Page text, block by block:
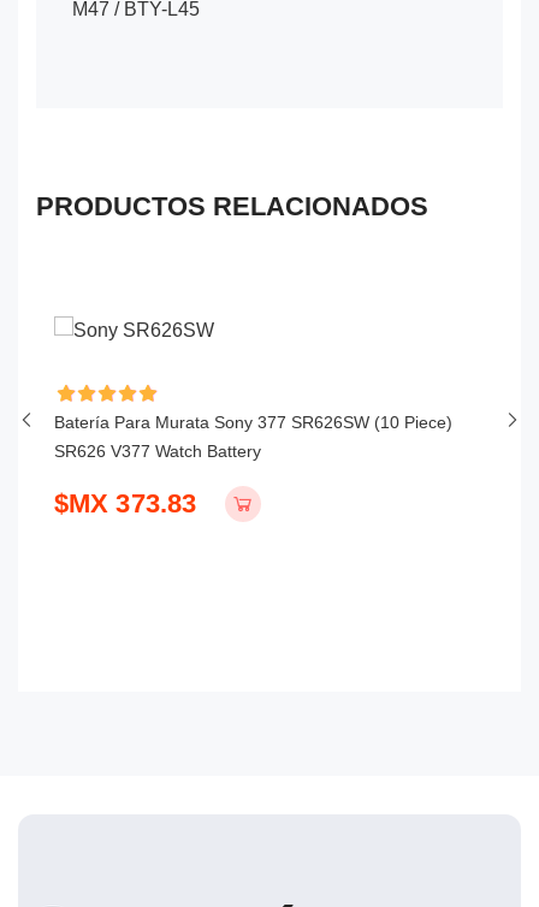
M47 / BTY-L45
PRODUCTOS RELACIONADOS
Batería Para Murata Sony 377 SR626SW (10 Piece)
SR626 V377 Watch Battery
$MX 373.83